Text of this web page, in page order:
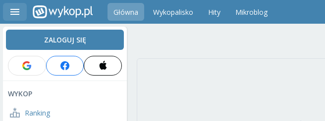
Główna Wykopalisko Hity Mikroblog
ZALOGUJ SIĘ
WYKOP
Ranking